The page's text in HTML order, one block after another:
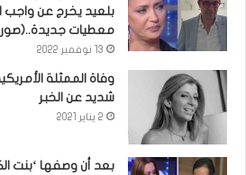
بلعيد يخرج عن
معطيات
13 نوفمبر 2022
وفاة الممثلة
شديد عن الخبر
2 يناير 2021
بعد أن وصفها ‘بنت